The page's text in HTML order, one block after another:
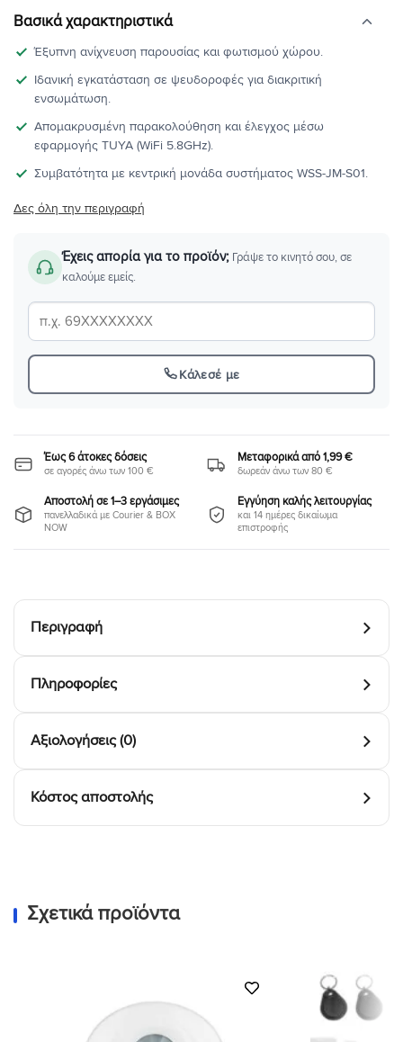
Βασικά χαρακτηριστικά
Έξυπνη ανίχνευση παρουσίας και φωτισμού χώρου.
Ιδανική εγκατάσταση σε ψευδοροφές για διακριτική
ενσωμάτωση.
Απομακρυσμένη παρακολούθηση και έλεγχος μέσω
εφαρμογής TUYA (WiFi 5.8GHz).
Συμβατότητα με κεντρική μονάδα συστήματος WSS-JM-S01.
Δες όλη την περιγραφή
Έχεις απορία για το προϊόν; Γράψε το κινητό σου, σε
καλούμε εμείς.
Κάλεσέ με
Έως 6 άτοκες δόσεις
σε αγορές άνω των 100 €
Μεταφορικά από 1,99 €
δωρεάν άνω των 80 €
Αποστολή σε 1–3 εργάσιμες
πανελλαδικά με Courier & BOX
NOW
Εγγύηση καλής λειτουργίας
και 14 ημέρες δικαίωμα
επιστροφής
Περιγραφή
Πληροφορίες
Αξιολογήσεις (0)
Κόστος αποστολής
Σχετικά προϊόντα